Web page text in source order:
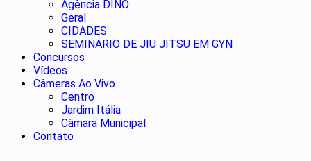
Agência DINO
Geral
CIDADES
SEMINARIO DE JIU JITSU EM GYN
Concursos
Vídeos
Câmeras Ao Vivo
Centro
Jardim Itália
Câmara Municipal
Contato